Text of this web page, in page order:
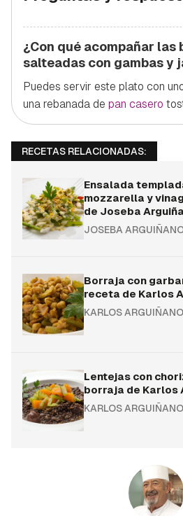
¿Con qué acompañar las
salteadas con gambas y
Puedes servir este plato con
una rebanada de pan casero
RECETAS RELACIONADAS:
Ensalada
mozzarella y
de Joseba
JOSEBA
Borraja con
receta de Karlos
KARLOS ARGUIÑANO
Lentejas con
borraja de Karlos
KARLOS ARGUIÑANO